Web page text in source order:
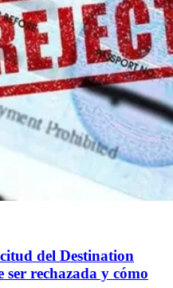
del Destination
rechazada y cómo